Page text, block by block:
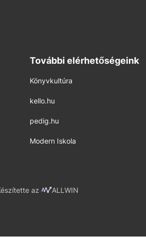
További elérhetőségeink
Könyvkultúra
kello.hu
pedig.hu
Modern Iskola
az ALLWIN